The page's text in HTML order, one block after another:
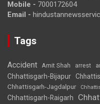
Mobile - 7000172604
Email -
Tags
Accident Amit Shah arrest
Chhattisgarh-Bijapur
Chhattisgarh-Jagdalpur
Chhattisgarh-Raigarh